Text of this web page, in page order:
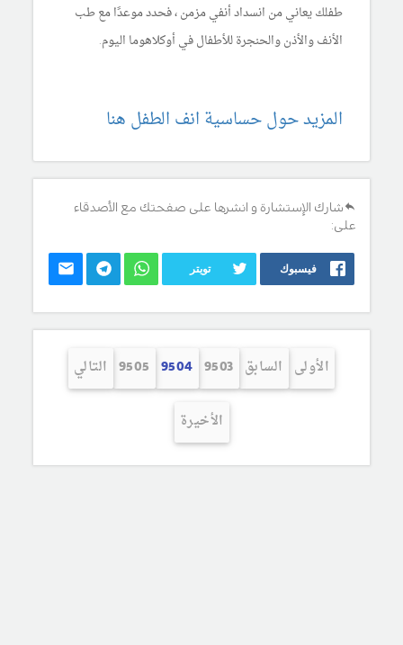
طفلك يعاني من انسداد أنفي مزمن ، فحدد موعدًا مع طب
الأنف والأذن والحنجرة للأطفال في أوكلاهوما اليوم.
المزيد حول حساسية انف الطفل هنا
شارك الإستشارة و انشرها على صفحتك مع الأصدقاء
على:
فيسبوك تويتر
الأولى السابق 9503
9504
9505 التالي
الأخيرة